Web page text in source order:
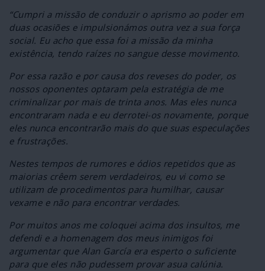
“Cumpri a missão de conduzir o aprismo ao poder em
duas ocasiões e impulsionámos outra vez a sua força
social. Eu acho que essa foi a missão da minha
existência, tendo raízes no sangue desse movimento.
Por essa razão e por causa dos reveses do poder, os
nossos oponentes optaram pela estratégia de me
criminalizar por mais de trinta anos. Mas eles nunca
encontraram nada e eu derrotei-os novamente, porque
eles nunca encontrarão mais do que suas especulações
e frustrações.
Nestes tempos de rumores e ódios repetidos que as
maiorias crêem serem verdadeiros, eu vi como se
utilizam de procedimentos para humilhar, causar
vexame e não para encontrar verdades.
Por muitos anos me coloquei acima dos insultos, me
defendi e a homenagem dos meus inimigos foi
argumentar que Alan García era esperto o suficiente
para que eles não pudessem provar asua calúnia.